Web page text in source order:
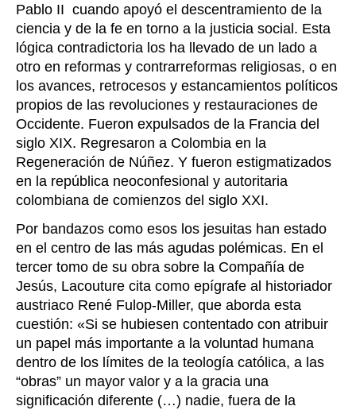
Pablo II cuando apoyó el descentramiento de la
ciencia y de la fe en torno a la justicia social. Esta
lógica contradictoria los ha llevado de un lado a
otro en reformas y contrarreformas religiosas, o en
los avances, retrocesos y estancamientos políticos
propios de las revoluciones y restauraciones de
Occidente. Fueron expulsados de la Francia del
siglo XIX. Regresaron a Colombia en la
Regeneración de Núñez. Y fueron estigmatizados
en la república neoconfesional y autoritaria
colombiana de comienzos del siglo XXI.
Por bandazos como esos los jesuitas han estado
en el centro de las más agudas polémicas. En el
tercer tomo de su obra sobre la Compañía de
Jesús, Lacouture cita como epígrafe al historiador
austriaco René Fulop-Miller, que aborda esta
cuestión: «Si se hubiesen contentado con atribuir
un papel más importante a la voluntad humana
dentro de los límites de la teología católica, a las
“obras” un mayor valor y a la gracia una
significación diferente (…) nadie, fuera de la